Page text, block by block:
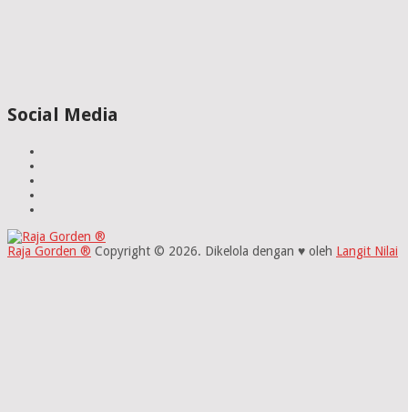
Social Media
Raja Gorden ® Copyright © 2026. Dikelola dengan ♥ oleh Langit Nilai